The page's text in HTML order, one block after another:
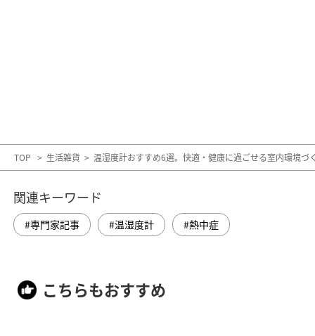
TOP > 生活雑貨 > 温湿度計おすすめ6選。快適・健康に過ごせる室内環境づ
関連キーワード
専門家記事 温湿度計 熱中症
こちらもおすすめ